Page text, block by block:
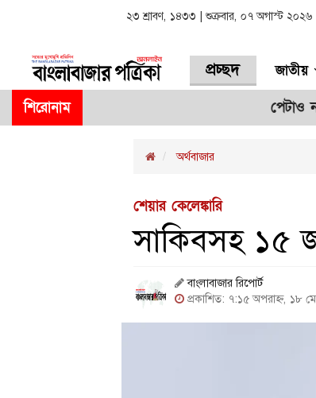
২৩ শ্রাবণ, ১৪৩৩ | শুক্রবার, ০৭ অগাস্ট ২০২৬
প্রচ্ছদ জাতীয়
শিরোনাম পেটাও না কেন,
অর্থবাজার
শেয়ার কেলেঙ্কারি
সাকিবসহ ১৫
বাংলাবাজার রিপোর্ট
প্রকাশিত: ৭:১৫ অপরাহ্ন, ১৮